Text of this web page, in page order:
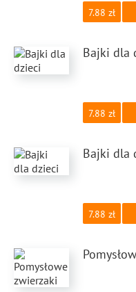
7.88
Bajki dla
7.88
Bajki dla
7.88